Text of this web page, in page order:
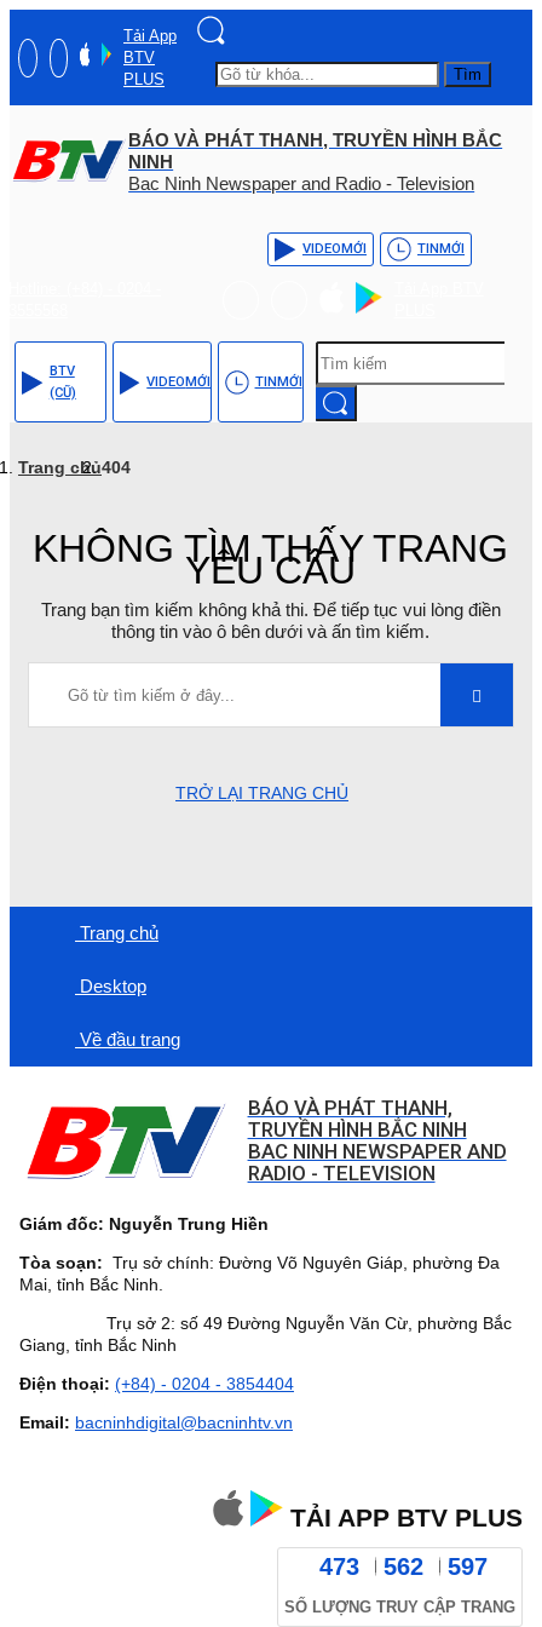
Tải App
BTV
PLUS
Tìm
BÁO VÀ PHÁT THANH, TRUYỀN HÌNH BẮC
NINH
Bac Ninh Newspaper and Radio - Television
VIDEOMỚI TINMỚI
BTV
(CŨ)
VIDEOMỚI TINMỚI
Trang chủ404
KHÔNG TÌM THẤY TRANG
YÊU CẦU
Trang bạn tìm kiếm không khả thi. Để tiếp tục vui lòng điền
thông tin vào ô bên dưới và ấn tìm kiếm.
TRỞ LẠI TRANG CHỦ
Trang chủ
Desktop
Về đầu trang
BÁO VÀ PHÁT THANH,
TRUYỀN HÌNH BẮC NINH
BAC NINH NEWSPAPER AND
RADIO - TELEVISION
Giám đốc: Nguyễn Trung Hiền
Tòa soạn: Trụ sở chính: Đường Võ Nguyên Giáp, phường Đa
Mai, tỉnh Bắc Ninh.
Trụ sở 2: số 49 Đường Nguyễn Văn Cừ, phường Bắc
Giang, tỉnh Bắc Ninh
Điện thoại: (+84) - 0204 - 3854404
Email: bacninhdigital@bacninhtv.vn
TẢI APP BTV PLUS
473 562 597
SỐ LƯỢNG TRUY CẬP TRANG